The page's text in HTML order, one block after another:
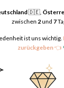
🇩🇪,
zwischen 2und 7
ist uns wichtig.
zurückgeben👈